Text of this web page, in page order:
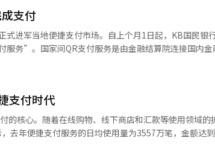
口号，更是生存战略。 此外，还有物理AI。生成
能。机器人在工厂工作，自主驾驶设备改变物流，智能
时代，半导体与制造业、数据与机
业DNA的国家。三星电子、SK海力士、现代汽车、LG
略整合的关键。新总理的核心任务应是将这些力量整
玻璃天花板的象征性。这些优势在AI转型时代绝非微
和两岸协商的经历。在外交、安全和统一领域也没有长
情况下的政治语言仍需进一步验证。然而，这并不能断
直在整合购物、内容和生活优惠。如果배민加入其中，
Naver Plus会员能够获得配送折扣、积分、免费配送和
的组合在角色分配方面也具有说
，而Naver则可以提供国内用户接触点以及搜索、地图
略性少数股份，Naver可以在不承担800亿韩元全部费
结合Uber式的配送运营效率。 对于小商户而言，机
道，并整合广告、预订、支付和配送管理的优势。然
杂。由于配送应用市场中佣金和广告费用的负担已经引
。如果搜索、下单、
验将得到提升。Naver会员与배민优惠的结合也可能扩
高店铺运营效率。Npay Connect还可以以迷你自助终
在首尔，Naver与首尔信用保证基金和 하나银行合作开
合作推进地方货币的活化项目。 Naver Pay还在加强
道经人工智能（AI）系统翻译与编辑。
支付
式进军当地便捷支付市场。自上个月1日起，KB国民银
务”。国家间QR支付服务是由金融结算院连接国内金
国家进行QR支付的服务。KB国民银行在去年10月举行
可使用当地货币支付的环境。这一举措减轻了客户的手
码支付系统，由印尼中央银行与支付服务行业共同开发
扩展，我们提升了客户在海外以熟悉方式便捷支付的
施，提供更优质的金融服务。”※ 本报道经人工智能（
支付时代
的核心。随着在线购物、线下商店和汇款等使用领域的
过密码、指纹和人脸等生物识别技术处理支付。 便捷汇款